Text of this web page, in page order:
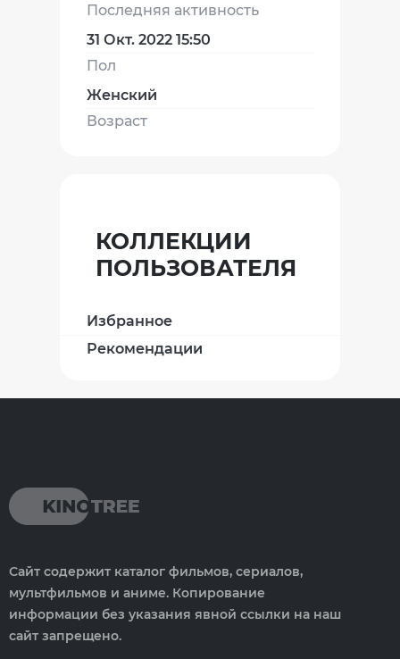
Последняя активность
31 Окт. 2022 15:50
Пол
Женский
Возраст
КОЛЛЕКЦИИ
ПОЛЬЗОВАТЕЛЯ
Избранное
Рекомендации
Сайт содержит каталог фильмов, сериалов,
мультфильмов и аниме. Копирование
информации без указания явной ссылки на наш
сайт запрещено.